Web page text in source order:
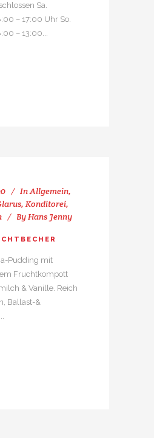
Sa.
– 17:00 Uhr So.
– 13:00...
InAllgemein,
, Konditorei,
ByHans Jenny
Pudding mit
Fruchtkompott
& Vanille. Reich
Ballast-&